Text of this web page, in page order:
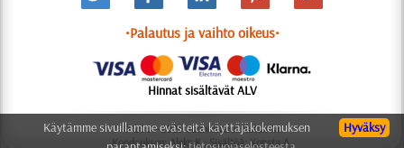
•Palautus ja vaihto oikeus•
Hinnat sisältävät ALV
© 2006-2025 Suunnittelu: Natali M.
Koodauksen: Aleks K.; Sisältöä: Konsta A.
Hyväksy
Käytämme sivuillamme evästeitä käyttäjäkokemuksen